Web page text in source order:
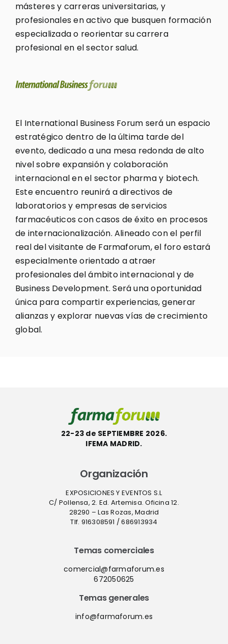
másteres y carreras universitarias, y
profesionales en activo que busquen formación
especializada o reorientar su carrera
profesional en el sector salud.
El International Business Forum será un espacio
estratégico dentro de la última tarde del
evento, dedicado a una mesa redonda de alto
nivel sobre expansión y colaboración
internacional en el sector pharma y biotech.
Este encuentro reunirá a directivos de
laboratorios y empresas de servicios
farmacéuticos con casos de éxito en procesos
de internacionalización. Alineado con el perfil
real del visitante de Farmaforum, el foro estará
especialmente orientado a atraer
profesionales del ámbito internacional y de
Business Development. Será una oportunidad
única para compartir experiencias, generar
alianzas y explorar nuevas vías de crecimiento
global.
22-23 de SEPTIEMBRE 2026.
IFEMA MADRID.
Organización
EXPOSICIONES Y EVENTOS S.L
C/ Pollensa, 2. Ed. Artemisa. Oficina 12.
28290 – Las Rozas, Madrid
Tlf. 916308591 / 686913934
Temas comerciales
comercial@farmaforum.es
672050625
Temas generales
info@farmaforum.es